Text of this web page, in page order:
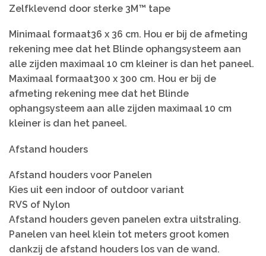
Zelfklevend door sterke 3M™ tape
Minimaal formaat36 x 36 cm. Hou er bij de afmeting
rekening mee dat het Blinde ophangsysteem aan
alle zijden maximaal 10 cm kleiner is dan het paneel.
Maximaal formaat300 x 300 cm. Hou er bij de
afmeting rekening mee dat het Blinde
ophangsysteem aan alle zijden maximaal 10 cm
kleiner is dan het paneel.
Afstand houders
Afstand houders voor Panelen
Kies uit een indoor of outdoor variant
RVS of Nylon
Afstand houders geven panelen extra uitstraling.
Panelen van heel klein tot meters groot komen
dankzij de afstand houders los van de wand.